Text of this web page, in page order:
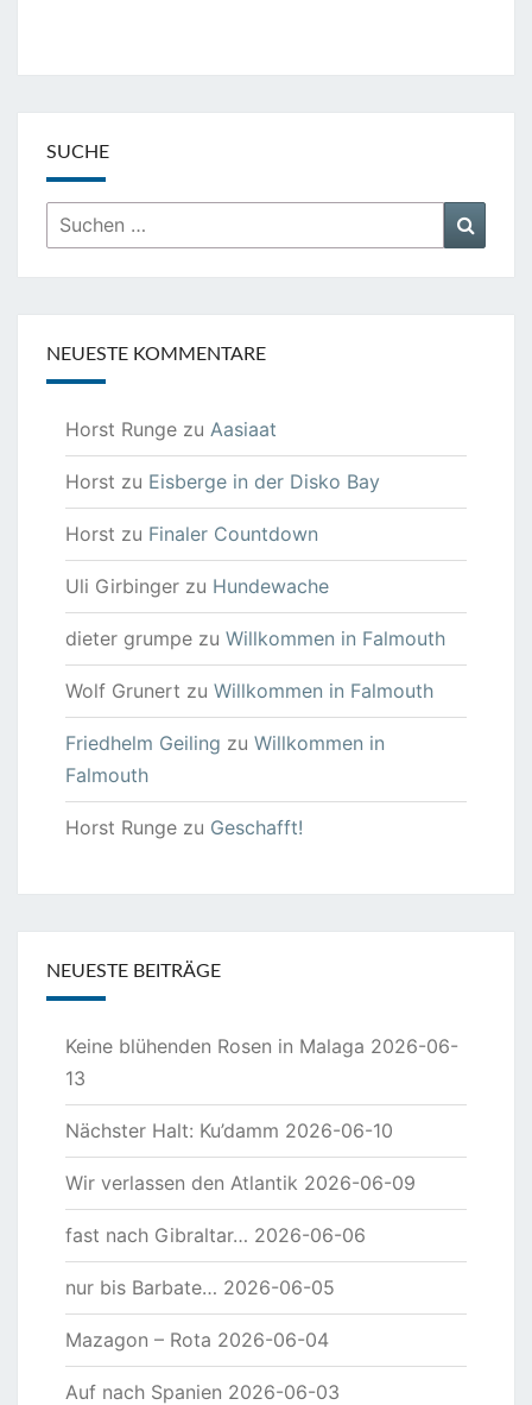
SUCHE
Suchen
nach:
NEUESTE KOMMENTARE
Horst Runge zu Aasiaat
Horst zu Eisberge in der Disko Bay
Horst zu Finaler Countdown
Uli Girbinger zu Hundewache
dieter grumpe zu Willkommen in Falmouth
Wolf Grunert zu Willkommen in Falmouth
Friedhelm Geiling zu Willkommen in
Falmouth
Horst Runge zu Geschafft!
NEUESTE BEITRÄGE
Keine blühenden Rosen in Malaga 2026-06-
13
Nächster Halt: Ku’damm 2026-06-10
Wir verlassen den Atlantik 2026-06-09
fast nach Gibraltar… 2026-06-06
nur bis Barbate… 2026-06-05
Mazagon – Rota 2026-06-04
Auf nach Spanien 2026-06-03